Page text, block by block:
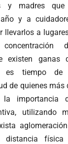
y madres
y a
llevarlos a
existen ganas
es tiempo de
de quienes más
la importancia
utilizando
distancia